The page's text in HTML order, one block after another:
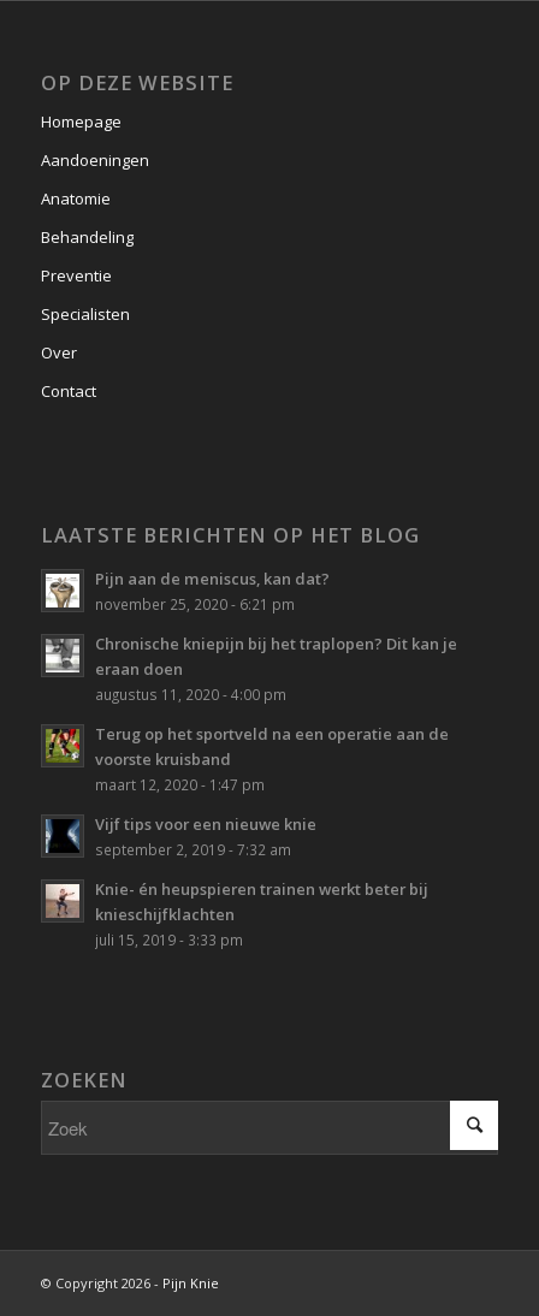
OP DEZE WEBSITE
Homepage
Aandoeningen
Anatomie
Behandeling
Preventie
Specialisten
Over
Contact
LAATSTE BERICHTEN OP HET BLOG
Pijn aan de meniscus, kan dat?
november 25, 2020 - 6:21 pm
Chronische kniepijn bij het traplopen? Dit kan je
eraan doen
augustus 11, 2020 - 4:00 pm
Terug op het sportveld na een operatie aan de
voorste kruisband
maart 12, 2020 - 1:47 pm
Vijf tips voor een nieuwe knie
september 2, 2019 - 7:32 am
Knie- én heupspieren trainen werkt beter bij
knieschijfklachten
juli 15, 2019 - 3:33 pm
ZOEKEN
© Copyright 2026 - Pijn Knie